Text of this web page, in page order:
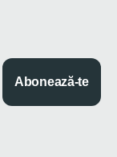
Abonează-te